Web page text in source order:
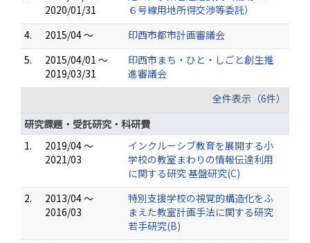
2020/01/31
６号線用地所得交渉等委託）
4.
2015/04 ～
印西市都市計画審議会
5.
2015/04/01 ～
2019/03/31
印西市まち・ひと・しごと創生推
進審議会
全件表示（6件）
研究課題・受託研究・科研費
1.
2019/04 ～
2021/03
インクルーシブ教育を展開する小
学校の教室まわりの情報伝達利用
に関する研究 基盤研究(C)
2.
2013/04 ～
2016/03
特別支援学校の視覚的構造化をふ
まえた教室計画手法に関する研究
若手研究(B)